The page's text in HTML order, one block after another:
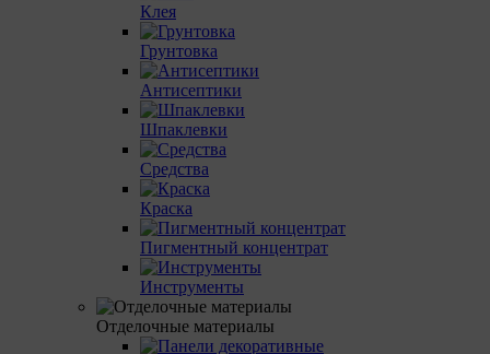
Клея
Грунтовка
Антисептики
Шпаклевки
Средства
Краска
Пигментный концентрат
Инструменты
Отделочные материалы